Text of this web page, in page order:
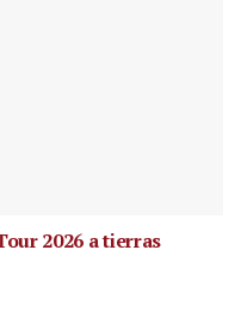
2026 a tierras